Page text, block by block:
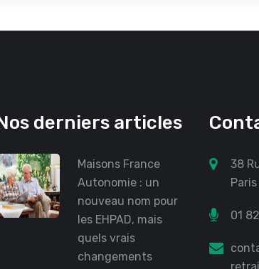
derniers articles
Maisons France
Autonomie : un
nouveau nom pour
les EHPAD, mais
quels vrais
changements
38
Paris
01